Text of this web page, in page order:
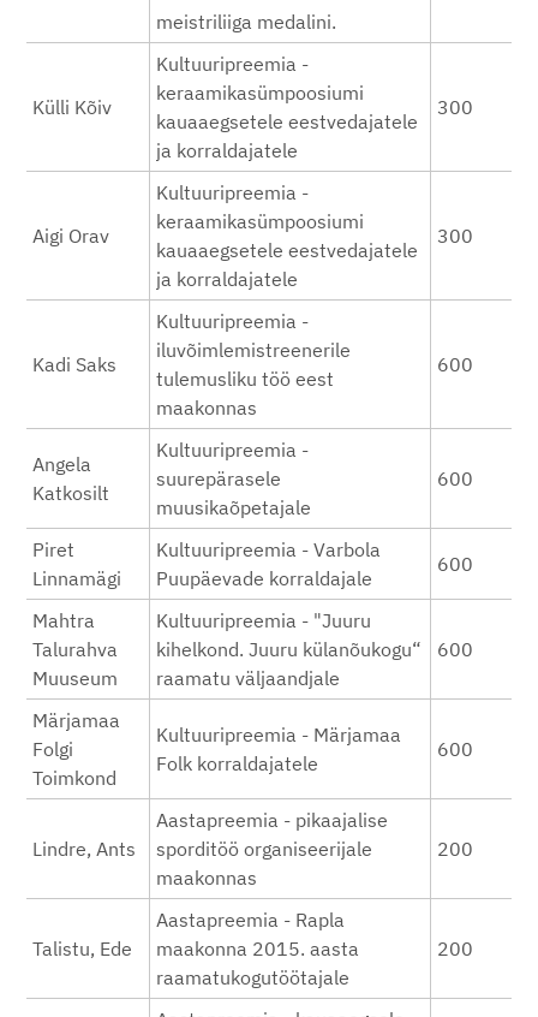
meistriliiga medalini.
Külli Kõiv
Kultuuripreemia -
keraamikasümpoosiumi
kauaaegsetele eestvedajatele
ja korraldajatele
300
Aigi Orav
Kultuuripreemia -
keraamikasümpoosiumi
kauaaegsetele eestvedajatele
ja korraldajatele
300
Kadi Saks
Kultuuripreemia -
iluvõimlemistreenerile
tulemusliku töö eest
maakonnas
600
Angela
Katkosilt
Kultuuripreemia -
suurepärasele
muusikaõpetajale
600
Piret
Linnamägi
Kultuuripreemia - Varbola
Puupäevade korraldajale
600
Mahtra
Talurahva
Muuseum
Kultuuripreemia - "Juuru
kihelkond. Juuru külanõukogu“
raamatu väljaandjale
600
Märjamaa
Folgi
Toimkond
Kultuuripreemia - Märjamaa
Folk korraldajatele
600
Lindre, Ants
Aastapreemia - pikaajalise
sporditöö organiseerijale
maakonnas
200
Talistu, Ede
Aastapreemia - Rapla
maakonna 2015. aasta
raamatukogutöötajale
200